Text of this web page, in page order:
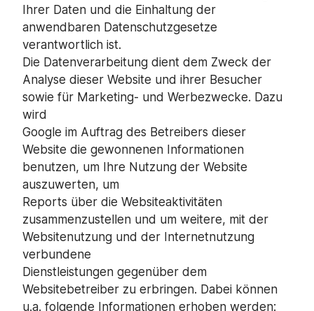
Ihrer Daten und die Einhaltung der
anwendbaren Datenschutzgesetze
verantwortlich ist.
Die Datenverarbeitung dient dem Zweck der
Analyse dieser Website und ihrer Besucher
sowie für Marketing- und Werbezwecke. Dazu
wird
Google im Auftrag des Betreibers dieser
Website die gewonnenen Informationen
benutzen, um Ihre Nutzung der Website
auszuwerten, um
Reports über die Websiteaktivitäten
zusammenzustellen und um weitere, mit der
Websitenutzung und der Internetnutzung
verbundene
Dienstleistungen gegenüber dem
Websitebetreiber zu erbringen. Dabei können
u.a. folgende Informationen erhoben werden: